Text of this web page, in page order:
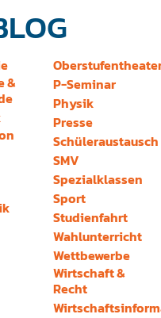
&
P-Seminar
Physik
Presse
Schüleraustausch
SMV
Spezialklassen
Sport
Studienfahrt
Wahlunterricht
Wettbewerbe
Wirtschaft &
Recht